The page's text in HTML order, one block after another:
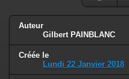
Auteur
Gilbert PAINBLANC
Créée le
Lundi 22 Janvier 2018